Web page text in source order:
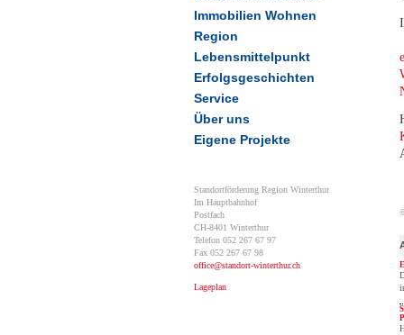
Immobilien Wohnen
Region
Lebensmittelpunkt
Erfolgsgeschichten
Service
Über uns
Eigene Projekte
Standortförderung Region Winterthur
Im Hauptbahnhof
Postfach
CH-8401 Winterthur
Telefon 052 267 67 97
Fax 052 267 67 98
office@standort-winterthur.ch
Lageplan